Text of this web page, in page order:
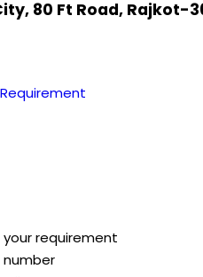
80 Ft Road, Rajkot-
your requirement
number